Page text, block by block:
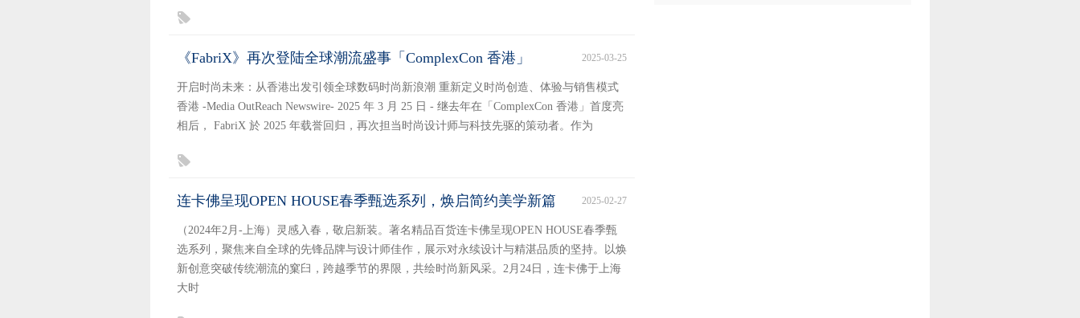
《FabriX》再次登陆全球潮流盛事「ComplexCon 香港」 2025-03-25
开启时尚未来：从香港出发引领全球数码时尚新浪潮 重新定义时尚创造、体验与销售模式
香港 -Media OutReach Newswire- 2025 年 3 月 25 日 - 继去年在「ComplexCon 香港」首度亮
相后， FabriX 於 2025 年载誉回归，再次担当时尚设计师与科技先驱的策动者。作为
连卡佛呈现OPEN HOUSE春季甄选系列，焕启简约美学新篇 2025-02-27
（2024年2月-上海）灵感入春，敬启新装。著名精品百货连卡佛呈现OPEN HOUSE春季甄
选系列，聚焦来自全球的先锋品牌与设计师佳作，展示对永续设计与精湛品质的坚持。以焕
新创意突破传统潮流的窠臼，跨越季节的界限，共绘时尚新风采。2月24日，连卡佛于上海
大时